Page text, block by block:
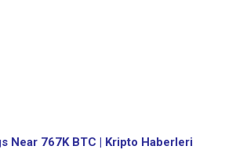
Near 767K BTC | Kripto Haberleri